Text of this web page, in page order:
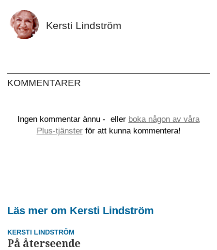
Kersti Lindström
KOMMENTARER
Ingen kommentar ännu - eller boka någon av våra
Plus-tjänsterför att kunna kommentera!
Läs mer om Kersti Lindström
KERSTI LINDSTRÖM
På återseende